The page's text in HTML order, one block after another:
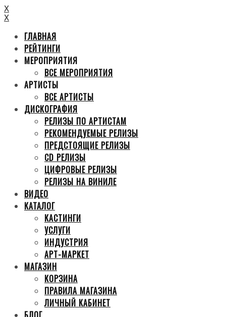
X
X
ГЛАВНАЯ
РЕЙТИНГИ
МЕРОПРИЯТИЯ
ВСЕ МЕРОПРИЯТИЯ
АРТИСТЫ
ВСЕ АРТИСТЫ
ДИСКОГРАФИЯ
РЕЛИЗЫ ПО АРТИСТАМ
РЕКОМЕНДУЕМЫЕ РЕЛИЗЫ
ПРЕДСТОЯЩИЕ РЕЛИЗЫ
CD РЕЛИЗЫ
ЦИФРОВЫЕ РЕЛИЗЫ
РЕЛИЗЫ НА ВИНИЛЕ
ВИДЕО
КАТАЛОГ
КАСТИНГИ
УСЛУГИ
ИНДУСТРИЯ
АРТ-МАРКЕТ
МАГАЗИН
КОРЗИНА
ПРАВИЛА МАГАЗИНА
ЛИЧНЫЙ КАБИНЕТ